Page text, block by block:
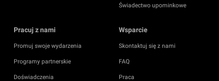
Świadectwo upominkowe
Pracuj z nami
Promuj swoje wydarzenia
Programy partnerskie
Doświadczenia
Wsparcie
Skontaktuj się z nami
FAQ
Praca